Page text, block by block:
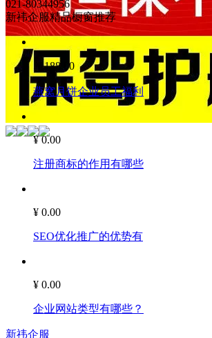
021-80344956
新祎企服精品橱窗推荐
￥188.00
燕窝月饼企业员工福利
¥ 0.00
注册商标的作用有哪些
¥ 0.00
SEO优化推广的优势有
¥ 0.00
企业网站类型有哪些？
新祎企服